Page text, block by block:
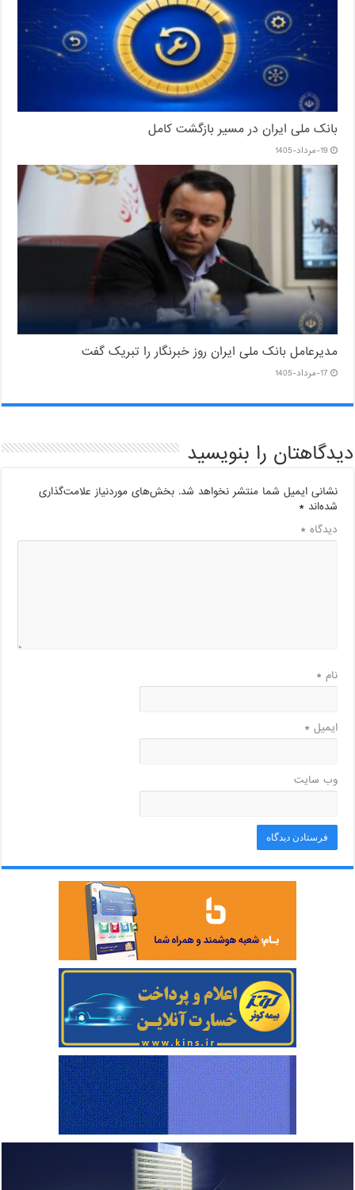
بانک ملی ایران در مسیر بازگشت کامل
19-مرداد-1405
مدیرعامل بانک ملی ایران روز خبرنگار را تبریک گفت
17-مرداد-1405
دیدگاهتان را بنویسید
نشانی ایمیل شما منتشر نخواهد شد. بخش‌های موردنیاز علامت‌گذاری
شده‌اند*
دیدگاه*
نام*
ایمیل*
وب‌ سایت